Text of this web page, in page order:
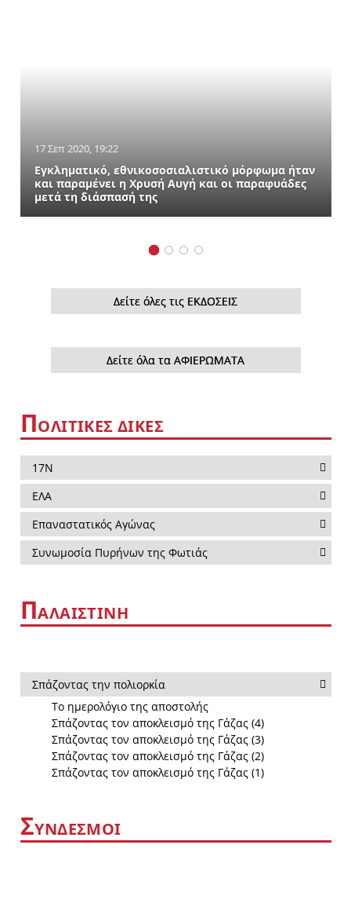
17 Σεπ 2020, 19:22
Εγκληματικό, εθνικοσοσιαλιστικό μόρφωμα ήταν
και παραμένει η Χρυσή Αυγή και οι παραφυάδες
μετά τη διάσπασή της
Δείτε όλες τις ΕΚΔΟΣΕΙΣ
Δείτε όλα τα ΑΦΙΕΡΩΜΑΤΑ
ΠΟΛΙΤΙΚΕΣ ΔΙΚΕΣ
17Ν
ΕΛΑ
Επαναστατικός Αγώνας
Συνωμοσία Πυρήνων της Φωτιάς
ΠΑΛΑΙΣΤΙΝΗ
Σπάζοντας την πολιορκία
Το ημερολόγιο της αποστολής
Σπάζοντας τον αποκλεισμό της Γάζας (4)
Σπάζοντας τον αποκλεισμό της Γάζας (3)
Σπάζοντας τον αποκλεισμό της Γάζας (2)
Σπάζοντας τον αποκλεισμό της Γάζας (1)
ΣΥΝΔΕΣΜΟΙ